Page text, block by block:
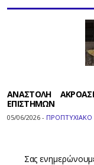
ΑΝΑΣΤΟΛΗ
ΕΠΙΣΤΗΜΩΝ
05/06/2026 -
Σας